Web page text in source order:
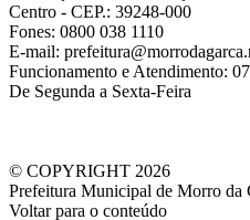
Centro - CEP.: 39248-000
Fones: 0800 038 1110
E-mail: prefeitura
Funcionamento e Atendimento:
De Segunda a Sexta-Feira
© COPYRIGHT 2026
Prefeitura Municipal de Morro da
Voltar para o conteúdo